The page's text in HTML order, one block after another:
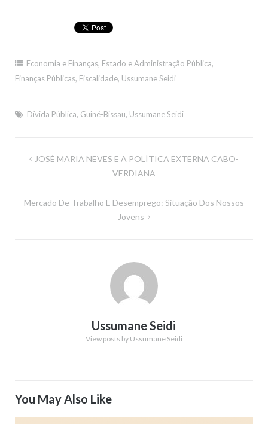
Economia e Finanças, Estado e Administração Pública,
Finanças Públicas, Fiscalidade, Ussumane Seidi
Dívida Pública, Guiné-Bissau, Ussumane Seidi
Navegação
JOSÉ MARIA NEVES E A POLÍTICA EXTERNA CABO-
VERDIANA
Mercado De Trabalho E Desemprego: Situação Dos Nossos
Jovens
Ussumane Seidi
View posts by Ussumane Seidi
You May Also Like